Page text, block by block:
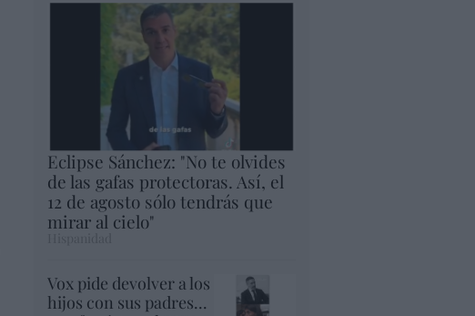
Eclipse Sánchez: "No te olvides
de las gafas protectoras. Así, el
12 de agosto sólo tendrás que
mirar al cielo"
Vox pide devolver a los
hijos con sus padres...